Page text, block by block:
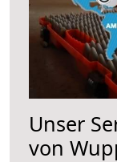
Unser
von